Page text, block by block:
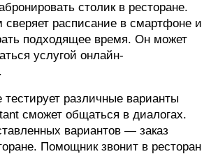
столик в ресторане.
расписание в смартфоне и
подходящее время. Он может
услугой онлайн-
различные варианты
сможет общаться в диалогах.
вариантов — заказ
Помощник звонит в ресторан
ИСТОРИИ БРЕНДОВ
О ПРОЕКТЕ